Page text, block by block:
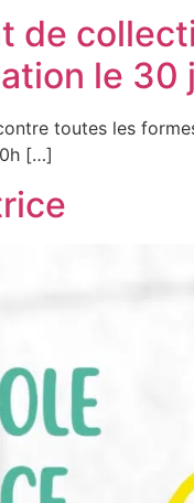
de
le 30
toutes les
[…]